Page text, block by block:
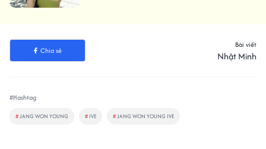
Chia sẻ
Bài viết
Nhật Minh
#Hashtag
#JANG WON YOUNG # IVE #JANG WON YOUNG IVE